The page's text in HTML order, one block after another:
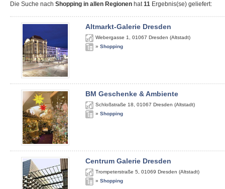
Die Suche nach Shopping in allen Regionen hat11 Ergebnis(se) geliefert:
Altmarkt-Galerie Dresden
Webergasse 1 01067 Dresden (Altstadt)
» Shopping
BM Geschenke & Ambiente
Schloßstraße 18 01067 Dresden (Altstadt)
» Shopping
Centrum Galerie Dresden
Trompeterstraße 5 01069 Dresden (Altstadt)
» Shopping